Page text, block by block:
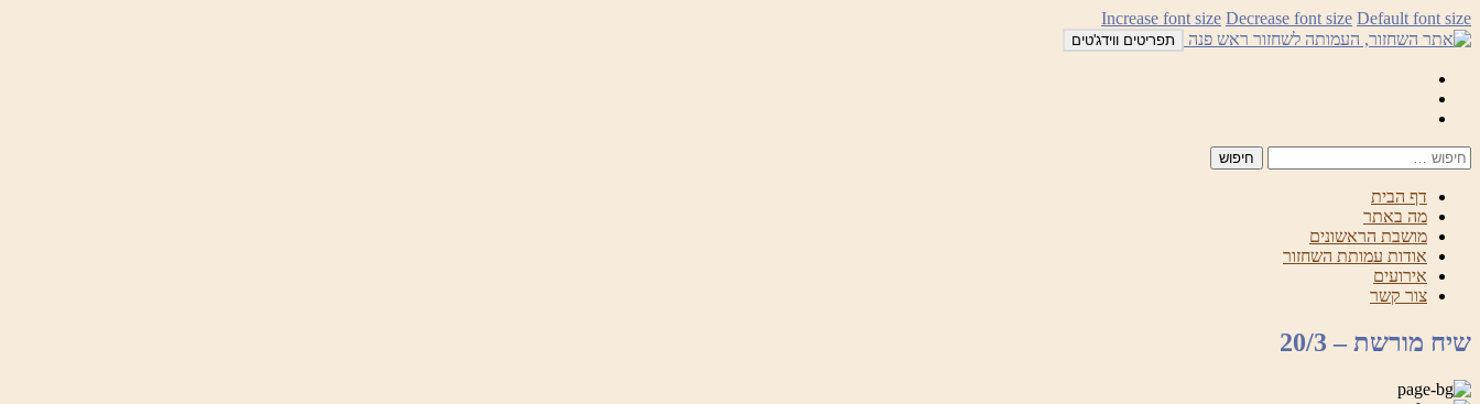
לדלג
לתוכן
Increase font size Decrease font size Default font size
תפריטים ווידג'טים
דף הבית
מה באתר
מושבת הראשונים
אודות עמותת השחזור
אירועים
צור קשר
שיח מורשת – 20/3